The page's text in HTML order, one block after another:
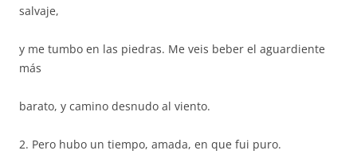
salvaje,
y me tumbo en las piedras. Me veis beber el aguardiente
más
barato, y camino desnudo al viento.
2. Pero hubo un tiempo, amada, en que fui puro.